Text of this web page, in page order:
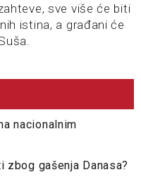
sve više će biti
istina, a građani će
nacionalnim
gašenja Danasa?